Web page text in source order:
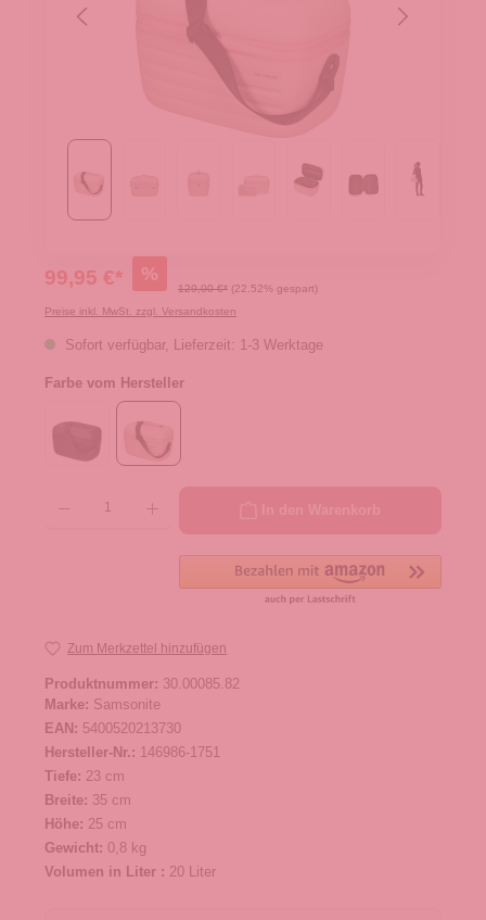
99,95 €* %
129,00 €* (22.52% gespart)
Preise inkl. MwSt. zzgl. Versandkosten
Sofort verfügbar, Lieferzeit: 1-3 Werktage
Farbe vom Hersteller
Zum Merkzettel hinzufügen
Produktnummer: 30.00085.82
Marke: Samsonite
EAN: 5400520213730
Hersteller-Nr.: 146986-1751
Tiefe: 23 cm
Breite: 35 cm
Höhe: 25 cm
Gewicht: 0,8 kg
Volumen in Liter : 20 Liter